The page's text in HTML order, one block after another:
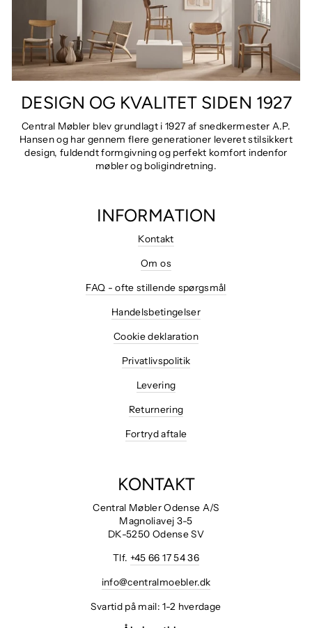
DESIGN OG KVALITET SIDEN 1927
Central Møbler blev grundlagt i 1927 af snedkermester A.P.
Hansen og har gennem flere generationer leveret stilsikkert
design, fuldendt formgivning og perfekt komfort indenfor
møbler og boligindretning.
INFORMATION
Kontakt
Om os
FAQ - ofte stillende spørgsmål
Handelsbetingelser
Cookie deklaration
Privatlivspolitik
Levering
Returnering
Fortryd aftale
KONTAKT
Central Møbler Odense A/S
Magnoliavej 3-5
DK-5250 Odense SV
Tlf. +45 66 17 54 36
info@centralmoebler.dk
Svartid på mail: 1-2 hverdage